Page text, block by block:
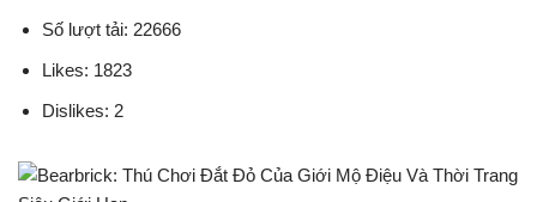
Số lượt tải: 22666
Likes: 1823
Dislikes: 2